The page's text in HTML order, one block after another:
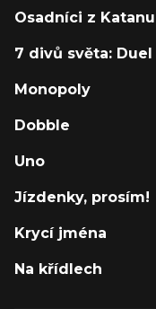
Osadníci z Katanu
7 divů světa: Duel
Monopoly
Dobble
Uno
Jízdenky, prosím!
Krycí jména
Na křídlech